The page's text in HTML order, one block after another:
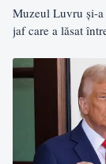
Muzeul Luvru și-
jaf care a lăsat